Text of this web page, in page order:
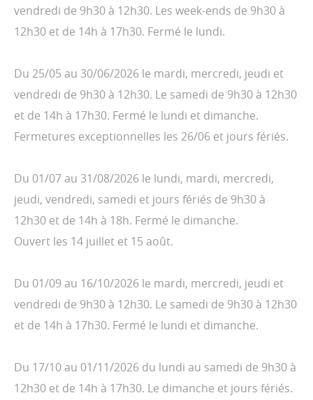
vendredi de 9h30 à 12h30. Les week-ends de 9h30 à
12h30 et de 14h à 17h30. Fermé le lundi.
Du 25/05 au 30/06/2026 le mardi, mercredi, jeudi et
vendredi de 9h30 à 12h30. Le samedi de 9h30 à 12h30
et de 14h à 17h30. Fermé le lundi et dimanche.
Fermetures exceptionnelles les 26/06 et jours fériés.
Du 01/07 au 31/08/2026 le lundi, mardi, mercredi,
jeudi, vendredi, samedi et jours fériés de 9h30 à
12h30 et de 14h à 18h. Fermé le dimanche.
Ouvert les 14 juillet et 15 août.
Du 01/09 au 16/10/2026 le mardi, mercredi, jeudi et
vendredi de 9h30 à 12h30. Le samedi de 9h30 à 12h30
et de 14h à 17h30. Fermé le lundi et dimanche.
Du 17/10 au 01/11/2026 du lundi au samedi de 9h30 à
12h30 et de 14h à 17h30. Le dimanche et jours fériés.